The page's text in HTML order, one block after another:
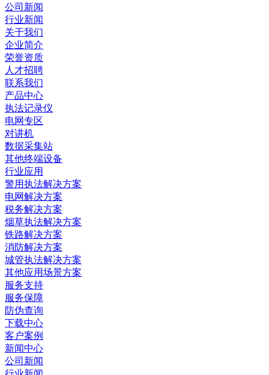
公司新闻
行业新闻
关于我们
企业简介
荣誉资质
人才招聘
联系我们
产品中心
执法记录仪
电网专区
对讲机
数据采集站
其他终端设备
行业应用
警用执法解决方案
电网解决方案
税务解决方案
烟草执法解决方案
铁路解决方案
消防解决方案
城管执法解决方案
其他应用场景方案
服务支持
服务保障
防伪查询
下载中心
客户案例
新闻中心
公司新闻